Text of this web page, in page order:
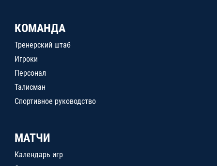
КОМАНДА
Тренерский штаб
Игроки
Персонал
Талисман
Спортивное руководство
МАТЧИ
Календарь игр